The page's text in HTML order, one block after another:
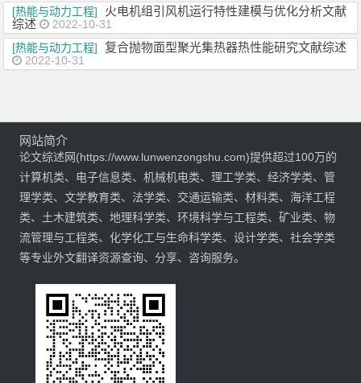
[热能与动力工程]
火电机组引风机运行特性建模与优化分析文献
综述
2022-10-31
[热能与动力工程]
复合抛物面型聚光集热器热性能研究文献综述
2022-10-31
网站简介
论文综述网(https://www.lunwenzongshu.com)提供超过100万的
计算机类、电子信息类、机械机电类、理工学类、经济学类、管
理学类、文学教育类、法学类、交通运输类、材料类、海洋工程
类、土木建筑类、地理科学类、环境科学与工程类、矿业类、物
流管理与工程类、化学化工与生命科学类、设计学类、社会学类
等专业外文翻译资源查询、分享、咨询服务。